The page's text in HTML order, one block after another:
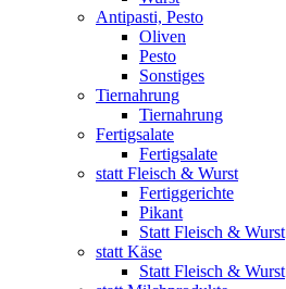
Antipasti, Pesto
Oliven
Pesto
Sonstiges
Tiernahrung
Tiernahrung
Fertigsalate
Fertigsalate
statt Fleisch & Wurst
Fertiggerichte
Pikant
Statt Fleisch & Wurst
statt Käse
Statt Fleisch & Wurst